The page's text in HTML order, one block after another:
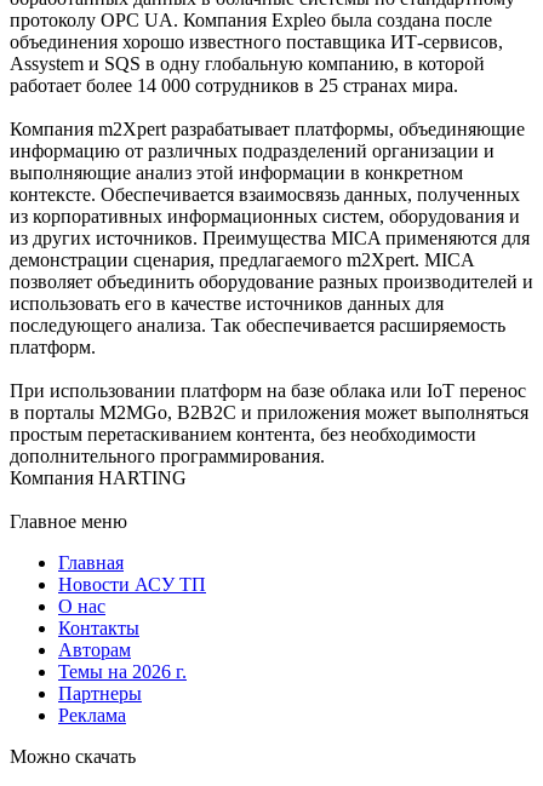
протоколу OPC UA. Компания Expleo была создана после
объединения хорошо известного поставщика ИТ-сервисов,
Assystem и SQS в одну глобальную компанию, в которой
работает более 14 000 сотрудников в 25 странах мира.
Компания m2Xpert разрабатывает платформы, объединяющие
информацию от различных подразделений организации и
выполняющие анализ этой информации в конкретном
контексте. Обеспечивается взаимосвязь данных, полученных
из корпоративных информационных систем, оборудования и
из других источников. Преимущества MICA применяются для
демонстрации сценария, предлагаемого m2Xpert. MICA
позволяет объединить оборудование разных производителей и
использовать его в качестве источников данных для
последующего анализа. Так обеспечивается расширяемость
платформ.
При использовании платформ на базе облака или IoT перенос
в порталы M2MGo, B2B2C и приложения может выполняться
простым перетаскиванием контента, без необходимости
дополнительного программирования.
Компания HARTING
Главное меню
Главная
Новости АСУ ТП
О нас
Контакты
Авторам
Темы на 2026 г.
Партнеры
Реклама
Можно скачать